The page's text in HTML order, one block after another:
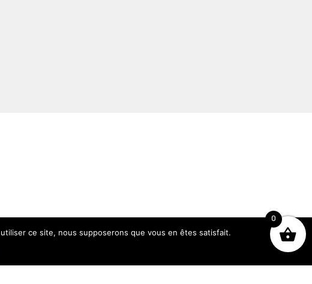
0
ce site, nous supposerons que vous en êtes satisfait.